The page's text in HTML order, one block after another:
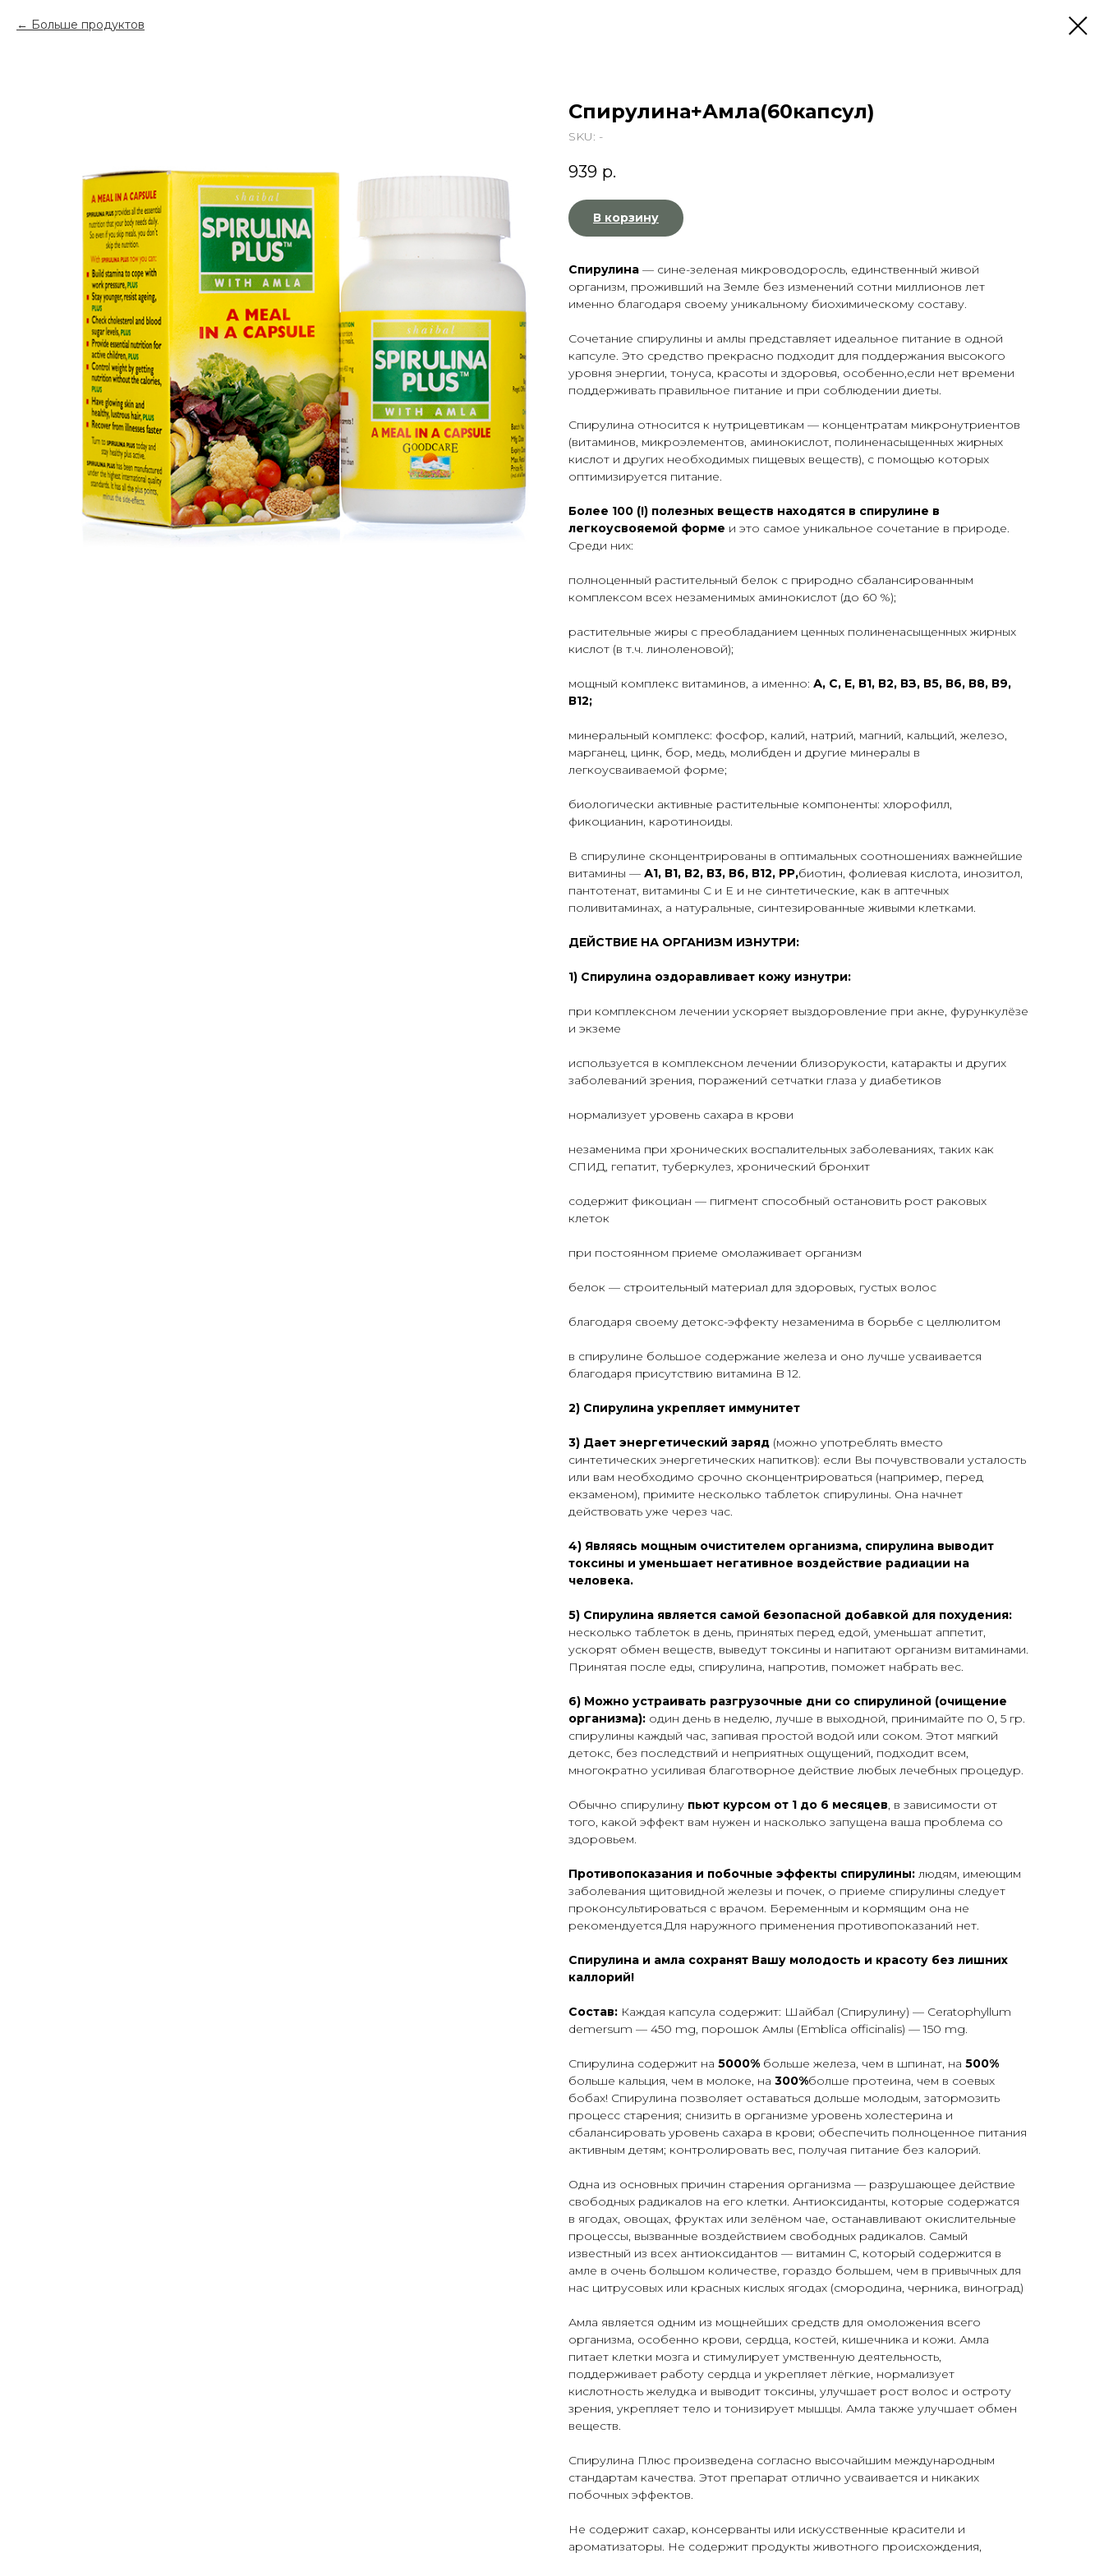
Больше продуктов
Спирулина+Амла(60капсул)
SKU: -
939 р.
В корзину
Спирулина — сине-зеленая микроводоросль, единственный живой
организм, проживший на Земле без изменений сотни миллионов лет
именно благодаря своему уникальному биохимическому составу.
Сочетание спирулины и амлы представляет идеальное питание в одной
капсуле. Это средство прекрасно подходит для поддержания высокого
уровня энергии, тонуса, красоты и здоровья, особенно,если нет времени
поддерживать правильное питание и при соблюдении диеты.
Спирулина относится к нутрицевтикам — концентратам микронутриентов
(витаминов, микроэлементов, аминокислот, полиненасыщенных жирных
кислот и других необходимых пищевых веществ), с помощью которых
оптимизируется питание.
Более 100 (!) полезных веществ находятся в спирулине в
легкоусвояемой форме и это самое уникальное сочетание в природе.
Среди них:
полноценный растительный белок с природно сбалансированным
комплексом всех незаменимых аминокислот (до 60 %);
растительные жиры с преобладанием ценных полиненасыщенных жирных
кислот (в т.ч. линоленовой);
мощный комплекс витаминов, а именно: А, С, Е, В1, В2, ВЗ, В5, В6, В8, В9,
В12;
минеральный комплекс: фосфор, калий, натрий, магний, кальций, железо,
марганец, цинк, бор, медь, молибден и другие минералы в
легкоусваиваемой форме;
биологически активные растительные компоненты: хлорофилл,
фикоцианин, каротиноиды.
В спирулине сконцентрированы в оптимальных соотношениях важнейшие
витамины — А1, В1, В2, В3, В6, В12, РР,биотин, фолиевая кислота, инозитол,
пантотенат, витамины С и Е и не синтетические, как в аптечных
поливитаминах, а натуральные, синтезированные живыми клетками.
ДЕЙСТВИЕ НА ОРГАНИЗМ ИЗНУТРИ:
1) Спирулина оздоравливает кожу изнутри:
при комплексном лечении ускоряет выздоровление при акне, фурункулёзе
и экземе
используется в комплексном лечении близорукости, катаракты и других
заболеваний зрения, поражений сетчатки глаза у диабетиков
нормализует уровень сахара в крови
незаменима при хронических воспалительных заболеваниях, таких как
СПИД, гепатит, туберкулез, хронический бронхит
содержит фикоциан — пигмент способный остановить рост раковых
клеток
при постоянном приеме омолаживает организм
белок — строительный материал для здоровых, густых волос
благодаря своему детокс-эффекту незаменима в борьбе с целлюлитом
в спирулине большое содержание железа и оно лучше усваивается
благодаря присутствию витамина B 12.
2) Спирулина укрепляет иммунитет
3) Дает энергетический заряд (можно употреблять вместо
синтетических энергетических напитков): если Вы почувствовали усталость
или вам необходимо срочно сконцентрироваться (например, перед
екзаменом), примите несколько таблеток спирулины. Она начнет
действовать уже через час.
4) Являясь мощным очистителем организма, спирулина выводит
токсины и уменьшает негативное воздействие радиации на
человека.
5) Спирулина является самой безопасной добавкой для похудения:
несколько таблеток в день, принятых перед едой, уменьшат аппетит,
ускорят обмен веществ, выведут токсины и напитают организм витаминами.
Принятая после еды, спирулина, напротив, поможет набрать вес.
6) Можно устраивать разгрузочные дни со спирулиной (очищение
организма): один день в неделю, лучше в выходной, принимайте по 0, 5 гр.
спирулины каждый час, запивая простой водой или соком. Этот мягкий
детокс, без последствий и неприятных ощущений, подходит всем,
многократно усиливая благотворное действие любых лечебных процедур.
Обычно спирулину пьют курсом от 1 до 6 месяцев, в зависимости от
того, какой эффект вам нужен и насколько запущена ваша проблема со
здоровьем.
Противопоказания и побочные эффекты спирулины: людям, имеющим
заболевания щитовидной железы и почек, о приеме спирулины следует
проконсультироваться с врачом. Беременным и кормящим она не
рекомендуется.Для наружного применения противопоказаний нет.
Спирулина и амла сохранят Вашу молодость и красоту без лишних
каллорий!
Состав: Каждая капсула содержит: Шайбал (Спирулину) — Ceratophyllum
demersum — 450 mg, порошок Амлы (Emblica officinalis) — 150 mg.
Спирулина содержит на 5000% больше железа, чем в шпинат, на 500%
больше кальция, чем в молоке, на 300%болше протеина, чем в соевых
бобах! Спирулина позволяет оставаться дольше молодым, затормозить
процесс старения; снизить в организме уровень холестерина и
сбалансировать уровень сахара в крови; обеспечить полноценное питания
активным детям; контролировать вес, получая питание без калорий.
Одна из основных причин старения организма — разрушающее действие
свободных радикалов на его клетки. Антиоксиданты, которые содержатся
в ягодах, овощах, фруктах или зелёном чае, останавливают окислительные
процессы, вызванные воздействием свободных радикалов. Самый
известный из всех антиоксидантов — витамин C, который содержится в
амле в очень большом количестве, гораздо большем, чем в привычных для
нас цитрусовых или красных кислых ягодах (смородина, черника, виноград)
Амла является одним из мощнейших средств для омоложения всего
организма, особенно крови, сердца, костей, кишечника и кожи. Амла
питает клетки мозга и стимулирует умственную деятельность,
поддерживает работу сердца и укрепляет лёгкие, нормализует
кислотность желудка и выводит токсины, улучшает рост волос и остроту
зрения, укрепляет тело и тонизирует мышцы. Амла также улучшает обмен
веществ.
Спирулина Плюс произведена согласно высочайшим международным
стандартам качества. Этот препарат отлично усваивается и никаких
побочных эффектов.
Не содержит сахар, консерванты или искусственные красители и
ароматизаторы. Не содержит продукты животного происхождения,